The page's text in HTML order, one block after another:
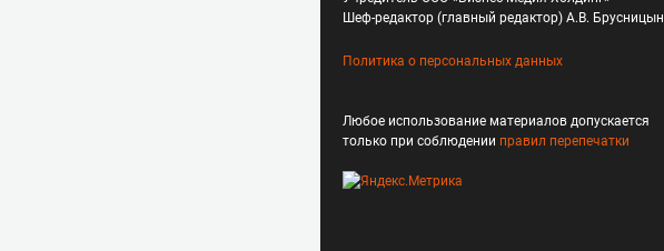
Шеф-редактор (главный редактор) А.В. Брусницын
Политика о персональных данных
Любое использование материалов допускается
только при соблюдении правил перепечатки